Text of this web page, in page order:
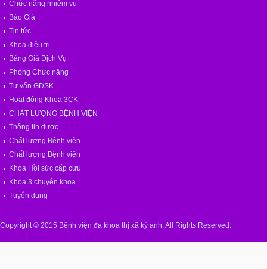
Chức năng nhiệm vụ
Báo Giá
Tin tức
Khoa điều trị
Bảng Giá Dịch Vụ
Phòng Chức năng
Tư vấn GDSK
Hoạt động Khoa 3CK
CHẤT LƯỢNG BỆNH VIỆN
Thông tin dược
Chất lượng Bệnh viện
Chất lượng Bệnh viện
Khoa Hồi sức cấp cứu
Khoa 3 chuyên khoa
Tuyển dụng
Copyright © 2015 Bệnh viện đa khoa thị xã kỳ anh. All Rights Reserved.